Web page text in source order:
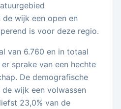
wijk een open en
is voor deze regio.
van 6.760 en in totaal
sprake van een hechte
De demografische
wijk een volwassen
23,0% van de